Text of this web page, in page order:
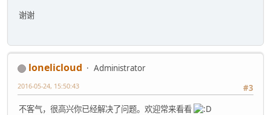
谢谢
lonelicloud
Administrator
#3
2016-05-24, 15:50:43
不客气，很高兴你已经解决了问题。欢迎常来看看